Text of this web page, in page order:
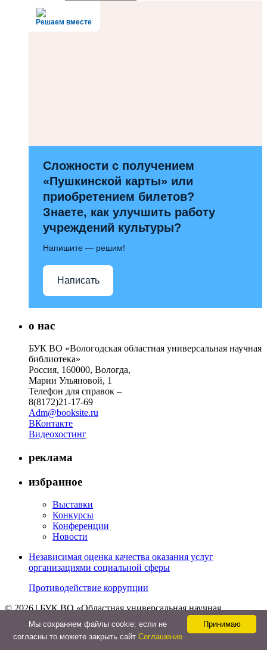
Решаем вместе
Сложности с получением
«Пушкинской карты» или
приобретением билетов?
Знаете, как улучшить работу
учреждений культуры?
Напишите — решим!
Написать
о нас
БУК ВО «Вологодская областная универсальная научная
библиотека»
Россия, 160000, Вологда,
Марии Ульяновой, 1
Телефон для справок –
8(8172)21-17-69
Adm@booksite.ru
ВКонтакте
Видеохостинг
реклама
избранное
Выставки
Конкурсы
Конференции
Новости
Независимая оценка качества оказания услуг
организациями социальной сферы
Противодействие коррупции
© 2026 | БУК ВО «Областная универсальная научная
библиотека»
Принимаю
Мы cохраняем файлы cookie: если не
согласны то можете закрыть сайт Соглашение